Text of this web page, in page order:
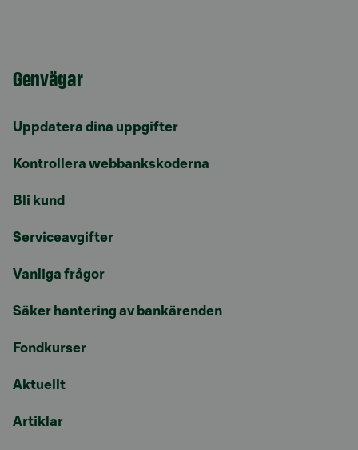
Genvägar
Uppdatera dina uppgifter
Kontrollera webbankskoderna
Bli kund
Serviceavgifter
Vanliga frågor
Säker hantering av bankärenden
Fondkurser
Aktuellt
Artiklar